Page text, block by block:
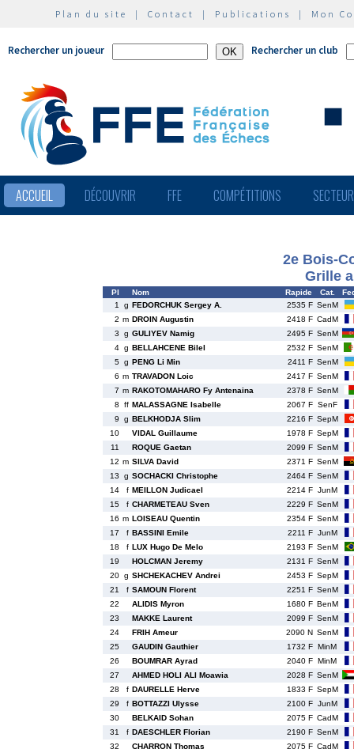
Plan du site | Contact | Publications | Mon
Rechercher un joueur Rechercher un club
ACCUEIL DÉCOUVRIR FFE COMPÉTITIONS
2e Bois-
Grille
Pl Nom Rapide Cat.
1
g FEDORCHUK Sergey A. 2535 F SenM
2 m DROIN Augustin 2418 F CadM
3
g GULIYEV Namig 2495 F SenM
4 g BELLAHCENE Bilel 2532 F SenM
5 g PENG Li Min 2411 F SenM
6 m TRAVADON Loic 2417 F SenM
7 m RAKOTOMAHARO Fy Antenaina 2378 F SenM
8
ff MALASSAGNE Isabelle 2067 F SenF
9
g BELKHODJA Slim 2216 F SepM
10
VIDAL Guillaume 1978 F SepM
11
ROQUE Gaetan 2099 F SenM
12 m SILVA David 2371 F SenM
13
g SOCHACKI Christophe 2464 F SenM
14
f MEILLON Judicael 2214 F JunM
15
f CHARMETEAU Sven 2229 F SenM
16 m LOISEAU Quentin 2354 F SenM
17
f BASSINI Emile 2211 F JunM
18
f LUX Hugo De Melo 2193 F SenM
19
HOLCMAN Jeremy 2131 F SenM
20 g SHCHEKACHEV Andrei 2453 F SepM
21
f SAMOUN Florent 2251 F SenM
22
ALIDIS Myron 1680 F BenM
23
MAKKE Laurent 2099 F SenM
24
FRIH Ameur 2090 N SenM
25
GAUDIN Gauthier 1732 F MinM
26
BOUMRAR Ayrad 2040 F MinM
27
AHMED HOLI ALI Moawia 2028 F SenM
28
f DAURELLE Herve 1833 F SepM
29
f BOTTAZZI Ulysse 2100 F JunM
30
BELKAID Sohan 2075 F CadM
31
f DAESCHLER Florian 2190 F SenM
32
CHARRON Thomas 2075 F CadM